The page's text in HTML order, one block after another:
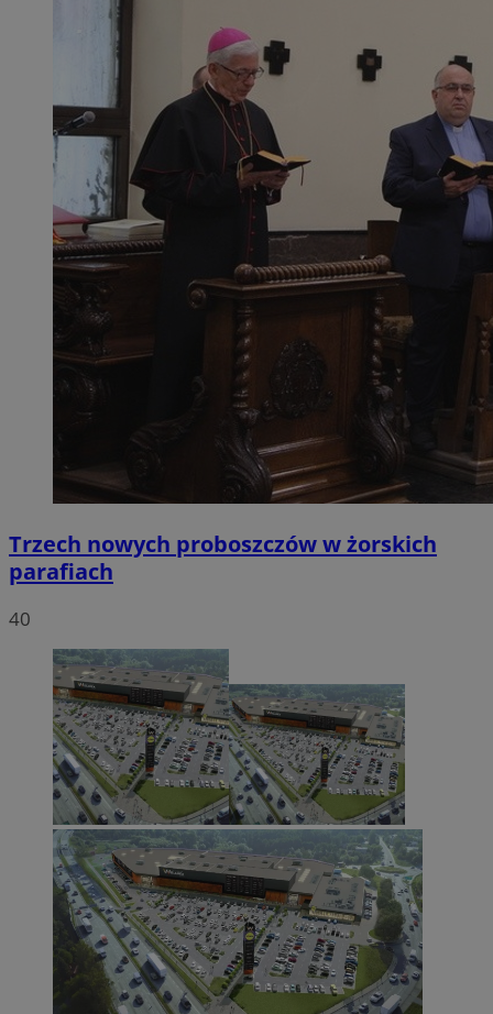
Trzech nowych proboszczów w żorskich
parafiach
40